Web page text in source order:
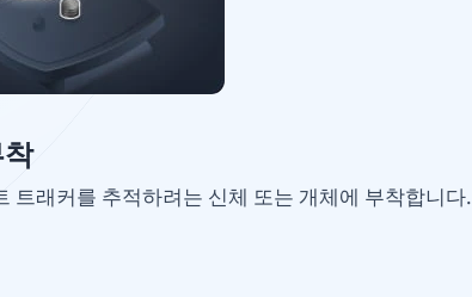
트래커를 추적하려는 신체 또는 개체에 부착합니다.